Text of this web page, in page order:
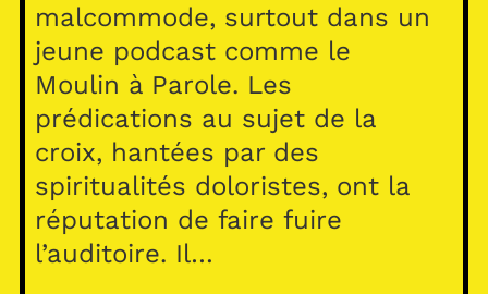
malcommode, surtout dans un
jeune podcast comme le
Moulin à Parole. Les
prédications au sujet de la
croix, hantées par des
spiritualités doloristes, ont la
réputation de faire fuire
l’auditoire. Il…